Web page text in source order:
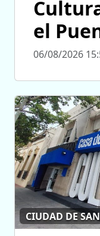
el
06/08/2026
CIUDAD DE